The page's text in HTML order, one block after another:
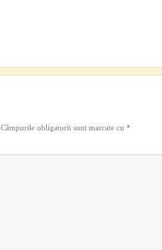
Câmpurile obligatorii sunt marcate cu *